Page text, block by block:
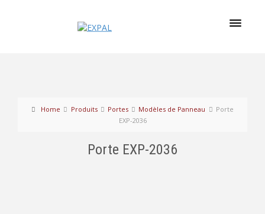
Home Produits Portes Modèles de Panneau
Porte
EXP-2036
Porte EXP-2036